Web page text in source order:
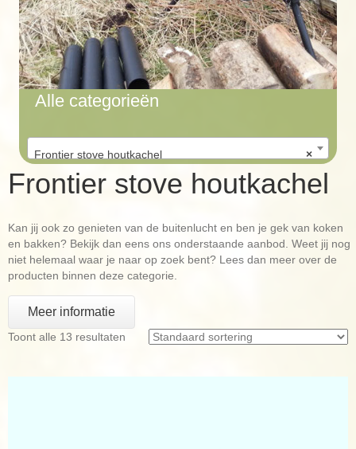
Alle categorieën
×
Frontier stove houtkachel
Frontier stove houtkachel
Kan jij ook zo genieten van de buitenlucht en ben je gek van koken
en bakken? Bekijk dan eens ons onderstaande aanbod. Weet jij nog
niet helemaal waar je naar op zoek bent? Lees dan meer over de
producten binnen deze categorie.
Meer informatie
Toont alle 13 resultaten